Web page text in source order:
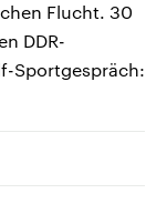
Flucht. 30
DDR-
Sportgespräch: